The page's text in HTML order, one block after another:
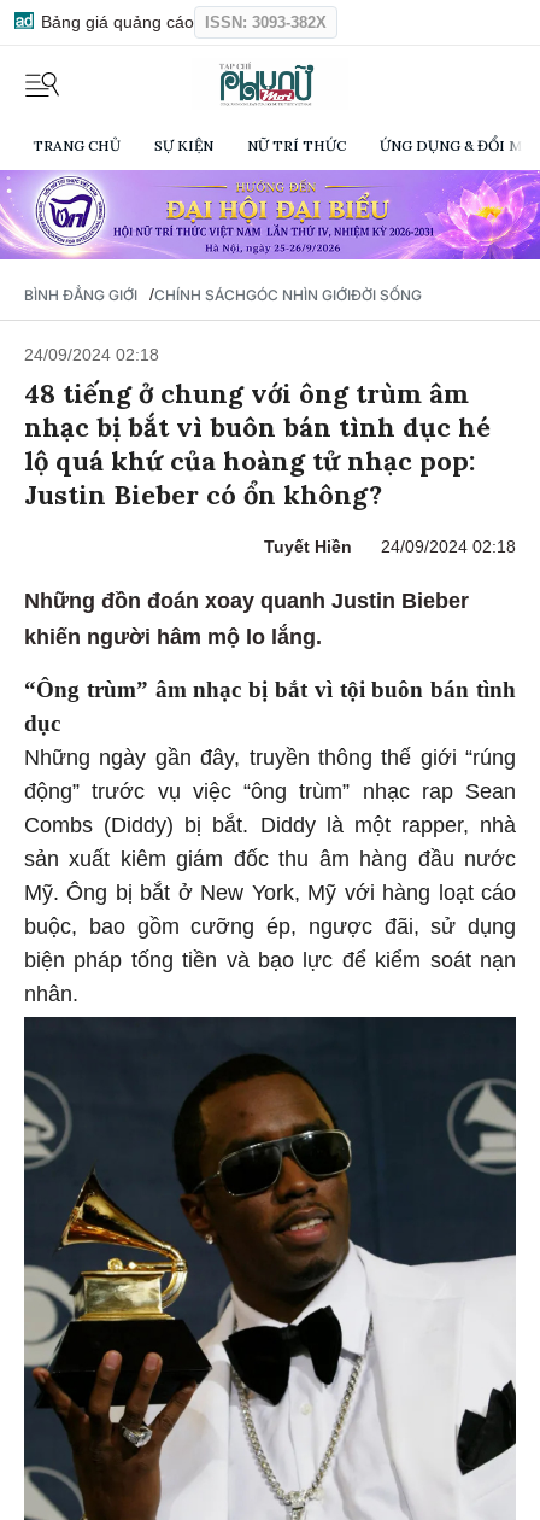
Bảng giá quảng cáo ISSN: 3093-382X
TRANG CHỦ SỰ KIỆN NỮ TRÍ THỨC ỨNG DỤNG & ĐỔI
BÌNH ĐẲNG GIỚI /CHÍNH SÁCHGÓC NHÌN GIỚIĐỜI SỐNG
24/09/2024 02:18
48 tiếng ở chung với ông trùm âm
nhạc bị bắt vì buôn bán tình dục hé
lộ quá khứ của hoàng tử nhạc pop:
Justin Bieber có ổn không?
Tuyết Hiền 24/09/2024 02:18
Những đồn đoán xoay quanh Justin Bieber
khiến người hâm mộ lo lắng.
“Ông trùm” âm nhạc bị bắt vì tội buôn bán tình
dục
Những ngày gần đây, truyền thông thế giới “rúng
động” trước vụ việc “ông trùm” nhạc rap Sean
Combs (Diddy) bị bắt. Diddy là một rapper, nhà
sản xuất kiêm giám đốc thu âm hàng đầu nước
Mỹ. Ông bị bắt ở New York, Mỹ với hàng loạt cáo
buộc, bao gồm cưỡng ép, ngược đãi, sử dụng
biện pháp tống tiền và bạo lực để kiểm soát nạn
nhân.